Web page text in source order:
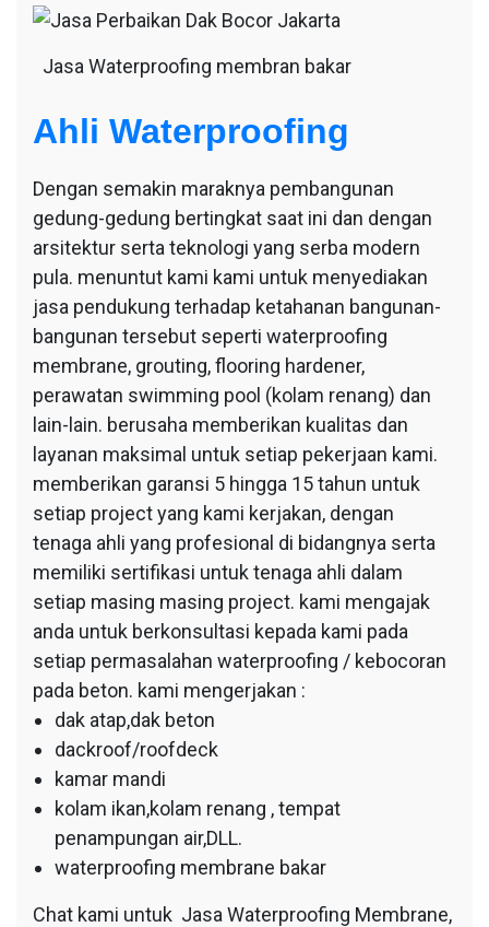
Jasa Waterproofing membran bakar
Ahli Waterproofing
Dengan semakin maraknya pembangunan
gedung-gedung bertingkat saat ini dan dengan
arsitektur serta teknologi yang serba modern
pula. menuntut kami kami untuk menyediakan
jasa pendukung terhadap ketahanan bangunan-
bangunan tersebut seperti waterproofing
membrane, grouting, flooring hardener,
perawatan swimming pool (kolam renang) dan
lain-lain. berusaha memberikan kualitas dan
layanan maksimal untuk setiap pekerjaan kami.
memberikan garansi 5 hingga 15 tahun untuk
setiap project yang kami kerjakan, dengan
tenaga ahli yang profesional di bidangnya serta
memiliki sertifikasi untuk tenaga ahli dalam
setiap masing masing project. kami mengajak
anda untuk berkonsultasi kepada kami pada
setiap permasalahan waterproofing / kebocoran
pada beton. kami mengerjakan :
dak atap,dak beton
dackroof/roofdeck
kamar mandi
kolam ikan,kolam renang , tempat
penampungan air,DLL.
waterproofing membrane bakar
Chat kami untuk Jasa Waterproofing Membrane,